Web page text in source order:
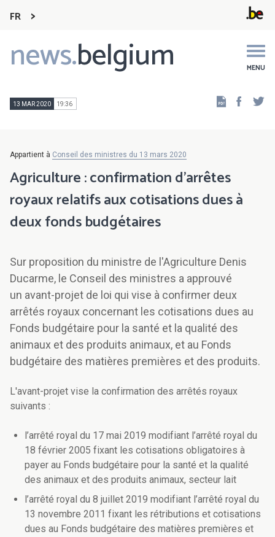
FR
news.belgium MENU
Main
navigation
13 MAR 2020 19:36
Appartient à Conseil des ministres du 13 mars 2020
Agriculture : confirmation d'arrêtes
royaux relatifs aux cotisations dues à
deux fonds budgétaires
Sur proposition du ministre de l'Agriculture Denis
Ducarme, le Conseil des ministres a approuvé
un avant-projet de loi qui vise à confirmer deux
arrêtés royaux concernant les cotisations dues au
Fonds budgétaire pour la santé et la qualité des
animaux et des produits animaux, et au Fonds
budgétaire des matières premières et des produits.
L'avant-projet vise la confirmation des arrêtés royaux
suivants :
l’arrêté royal du 17 mai 2019 modifiant l’arrêté royal du
18 février 2005 fixant les cotisations obligatoires à
payer au Fonds budgétaire pour la santé et la qualité
des animaux et des produits animaux, secteur lait
l’arrêté royal du 8 juillet 2019 modifiant l’arrêté royal du
13 novembre 2011 fixant les rétributions et cotisations
dues au Fonds budgétaire des matières premières et